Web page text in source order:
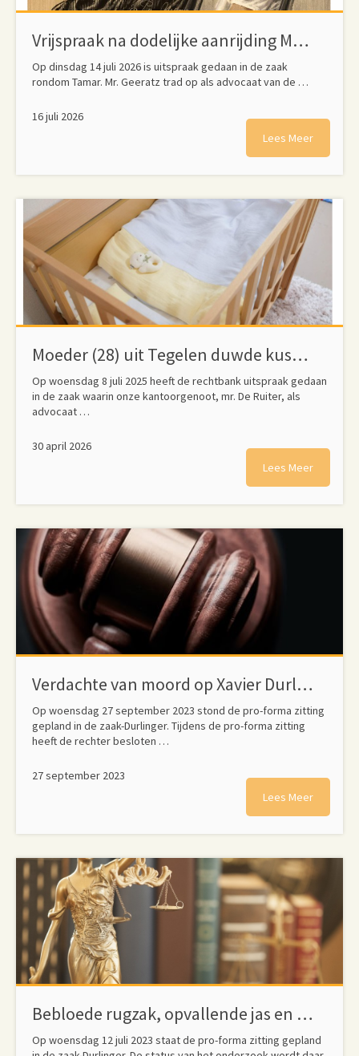
Vrijspraak na dodelijke aanrijding Marken
Op dinsdag 14 juli 2026 is uitspraak gedaan in de zaak
rondom Tamar. Mr. Geeratz trad op als advocaat van de …
16 juli 2026
Lees Meer
Moeder (28) uit Tegelen duwde kussen op gezicht van zes maanden oud zoontje: ‘Het was onmacht, frustratie’.
Op woensdag 8 juli 2025 heeft de rechtbank uitspraak gedaan
in de zaak waarin onze kantoorgenoot, mr. De Ruiter, als
advocaat …
30 april 2026
Lees Meer
Verdachte van moord op Xavier Durlinger (19) in Sittard vrijgelaten
Op woensdag 27 september 2023 stond de pro-forma zitting
gepland in de zaak-Durlinger. Tijdens de pro-forma zitting
heeft de rechter besloten …
27 september 2023
Lees Meer
Bebloede rugzak, opvallende jas en verdachte telefoonbewegingen linken Merlijn C. aan dood Xavier Durlinger
Op woensdag 12 juli 2023 staat de pro-forma zitting gepland